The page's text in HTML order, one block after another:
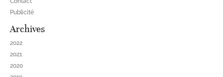
Publicité
Archives
2022
2021
2020